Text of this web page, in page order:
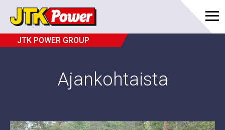
JTK POWER GROUP
Ajankohtaista